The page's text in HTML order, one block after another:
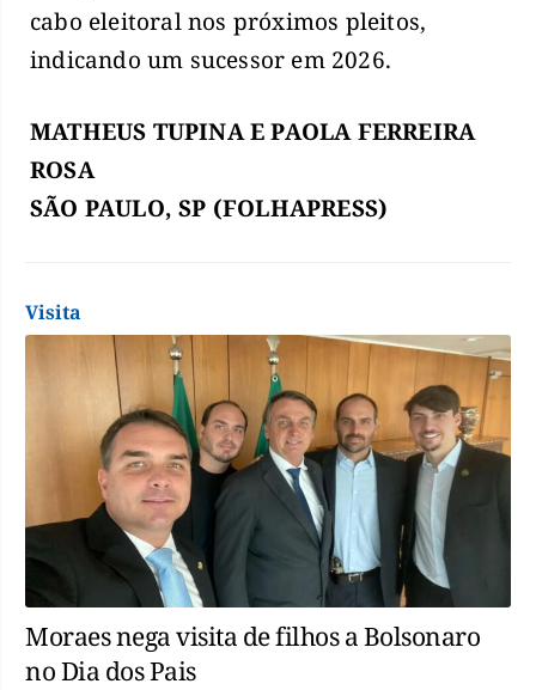
cabo eleitoral nos próximos pleitos,
indicando um sucessor em 2026.
MATHEUS TUPINA E PAOLA FERREIRA
ROSA
SÃO PAULO, SP (FOLHAPRESS)
Visita
Moraes nega visita de filhos a Bolsonaro
no Dia dos Pais